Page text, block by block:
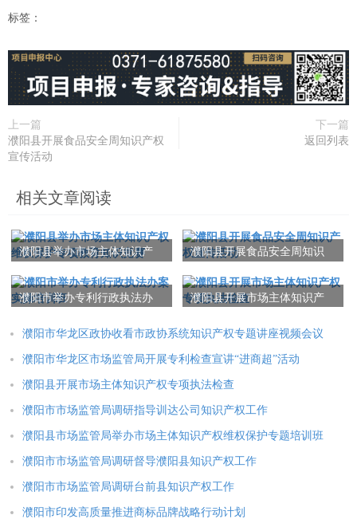
标签：
上一篇
濮阳县开展食品安全周知识产权
宣传活动
下一篇
返回列表
相关文章阅读
濮阳县举办市场主体知识产
赛
濮阳县开展食品安全周知识
濮阳市举办专利行政执法办
濮阳县开展市场主体知识产
濮阳市华龙区政协收看市政协系统知识产权专题讲座视频会议
濮阳市华龙区市场监管局开展专利检查宣讲“进商超”活动
濮阳县开展市场主体知识产权专项执法检查
濮阳市市场监管局调研指导训达公司知识产权工作
濮阳县市场监管局举办市场主体知识产权维权保护专题培训班
濮阳市市场监管局调研督导濮阳县知识产权工作
濮阳市市场监管局调研台前县知识产权工作
濮阳市印发高质量推进商标品牌战略行动计划